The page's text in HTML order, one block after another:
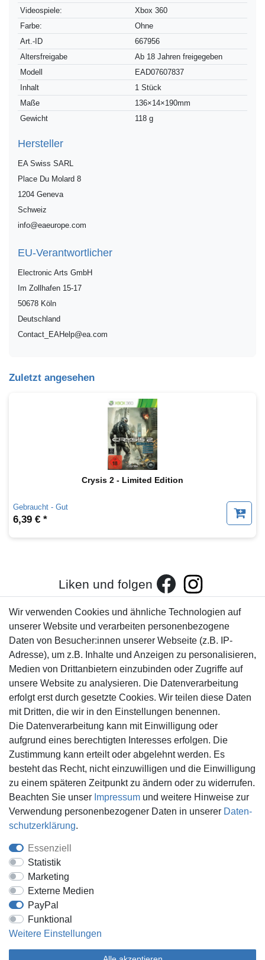
Videospiele:
Xbox 360
Farbe:
Ohne
Technisches
Merkmal
Wert
Art.-ID
667956
Altersfreigabe
Ab 18 Jahren freigegeben
Modell
EAD07607837
Inhalt
1 Stück
Maße
136×14×190mm
Gewicht
118 g
Hersteller
EA Swiss SARL
Place Du Molard 8
1204 Geneva
Schweiz
info@eaeurope.com
EU-Verantwortlicher
Electronic Arts GmbH
Im Zollhafen 15-17
50678 Köln
Deutschland
Contact_EAHelp@ea.com
Zuletzt angesehen
Crysis 2 - Limited Edition
Gebraucht - Gut
6,39 € *
Liken und folgen
Kundenservice
+49 421 596586
Mo. - Fr. 9 - 16 Uhr
Kontaktformular
Rechtliches
AGB
Impressum
Datenschutzerklärung
Barrierefreiheitserklärung
Widerrufs­recht
Vertrag widerrufen
Informationen
Ankauf
Über uns
Häufig gestellte Fragen
Zahlung und Versand
Batterieentsorgung
Zahlungsmöglichkeiten
Versand innerhalb Deutschlands.
*Alle Preise inkl. gesetzlicher MwSt.,
** gilt für Lieferungen innerhalb Deutschlands, Lieferzeiten für andere
Länder entnehmen Sie bitte der Schaltfläche mit den
Versandinformationen.
Wir verwenden Cookies und ähnliche Technologien auf
unserer Website und verarbeiten personenbezogene
Daten von Besucher:innen unserer Webseite (z.B. IP-
Adresse), um z.B. Inhalte und Anzeigen zu personalisieren,
Medien von Drittanbietern einzubinden oder Zugriffe auf
unsere Website zu analysieren. Die Datenverarbeitung
erfolgt erst durch gesetzte Cookies. Wir teilen diese Daten
mit Dritten, die wir in den Einstellungen benennen.
Die Datenverarbeitung kann mit Einwilligung oder
aufgrund eines berechtigten Interesses erfolgen. Die
Zustimmung kann erteilt oder abgelehnt werden. Es
besteht das Recht, nicht einzuwilligen und die Einwilligung
zu einem späteren Zeitpunkt zu ändern oder zu widerrufen.
Beachten Sie unser Impressum und weitere Hinweise zur
Verwendung personenbezogener Daten in unserer Daten­
schutz­erklärung.
Essenziell
Statistik
Marketing
Externe Medien
PayPal
Funktional
Weitere Einstellungen